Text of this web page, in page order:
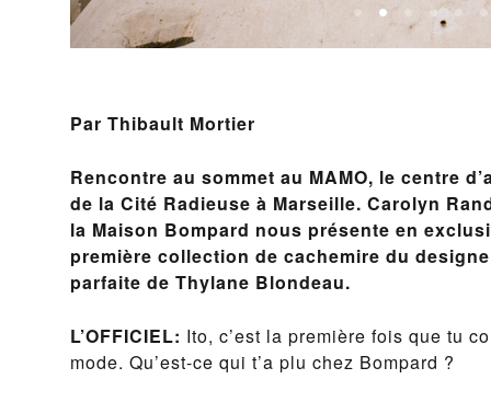
Par Thibault Mortier
Rencontre au sommet au MAMO, le centre
de la Cité Radieuse à Marseille. Carolyn
la Maison Bompard nous présente en
première collection de cachemire du
parfaite de Thylane Blondeau.
L’OFFICIEL: Ito, c’est la première fois que tu
mode. Qu’est-ce qui t’a plu chez Bompard ?